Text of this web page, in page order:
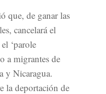
que, de ganar las
cancelará el
‘parole
a migrantes de
y Nicaragua.
la deportación de